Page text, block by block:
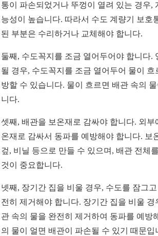
통이 파손되었거나 뚜껑이 열려 있는 경우,
능성이 높습니다. 따라서 수도 계량기 보호
된 부분은 수리하거나 교체해야 합니다.
둘째, 수도꼭지를 조금 열어두어야 합니다.
될 경우, 수도꼭지를 조금 열어두어 물이 흐
방할 수 있습니다. 물이 흐르면 배관 속의
니다.
셋째, 배관을 보온재로 감싸야 합니다. 외부
온재로 감싸서 동파를 예방해야 합니다. 보
겊, 비닐 등으로 만들 수 있으며, 배관 전체
것이 중요합니다.
넷째, 장기간 집을 비울 경우, 수도를 잠그
전히 제거해야 합니다. 장기간 집을 비울 경
관 속의 물을 완전히 제거하여 동파를 예방
의 물이 얼면 배관이 파손될 수 있기 때문입